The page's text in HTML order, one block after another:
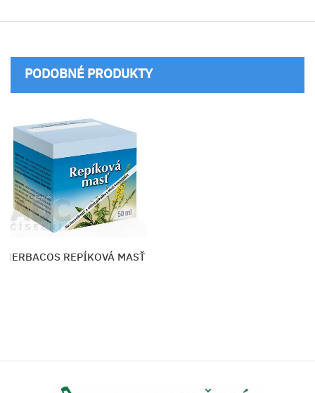
PODOBNÉ PRODUKTY
HERBACOS REPÍKOVÁ MASŤ